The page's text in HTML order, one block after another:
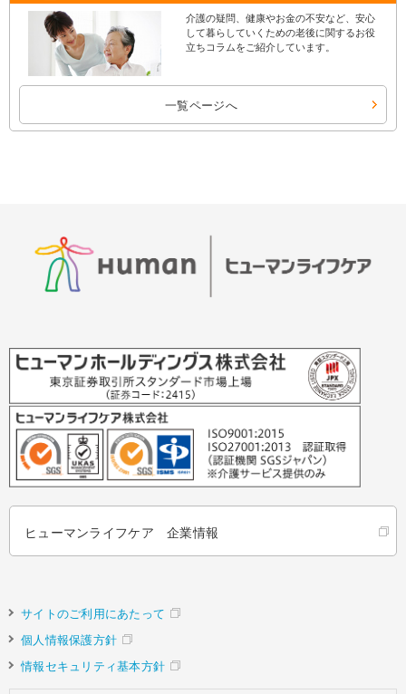
介護の疑問、健康やお金の不安など、安心
して暮らしていくための老後に関するお役
立ちコラムをご紹介しています。
一覧ページへ
ヒューマンライフケア 企業情報
サイトのご利用にあたって
個人情報保護方針
情報セキュリティ基本方針